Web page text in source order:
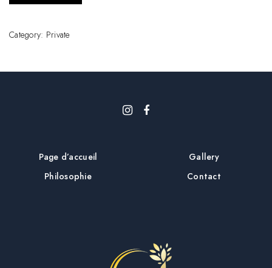
Category: Private
Page d’accueil
Philosophie
Gallery
Contact